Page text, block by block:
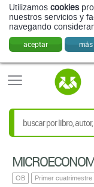
Utilizamos cookies
nuestros servicios y
navegando
aceptar
OB Primer cuatrimestre